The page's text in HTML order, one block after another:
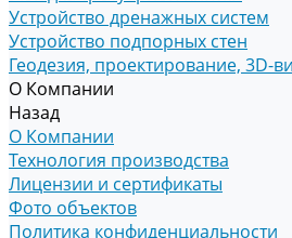
Устройство дренажных систем
Устройство подпорных стен
Геодезия, проектирование, 3D-
О Компании
Назад
О Компании
Технология производства
Лицензии и сертификаты
Фото объектов
Политика конфиденциальности